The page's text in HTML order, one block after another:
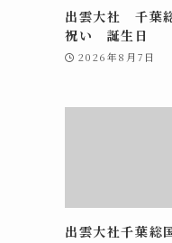
出雲大社 千葉
祝い 誕生日
2026年8月7日
出雲大社千葉